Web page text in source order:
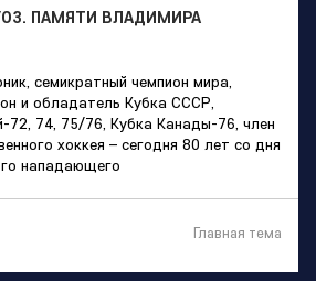
ПАМЯТИ ВЛАДИМИРА
семикратный чемпион мира,
и обладатель Кубка СССР,
72, 74, 75/76, Кубка Канады-76, член
хоккея – сегодня 80 лет со дня
нападающего
Главная тема